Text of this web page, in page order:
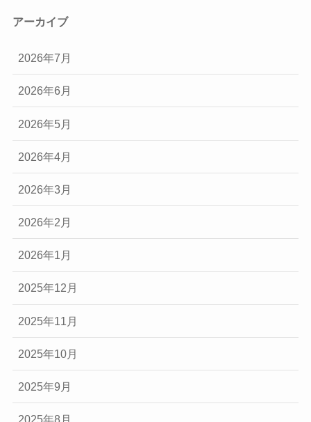
アーカイブ
2026年7月
2026年6月
2026年5月
2026年4月
2026年3月
2026年2月
2026年1月
2025年12月
2025年11月
2025年10月
2025年9月
2025年8月